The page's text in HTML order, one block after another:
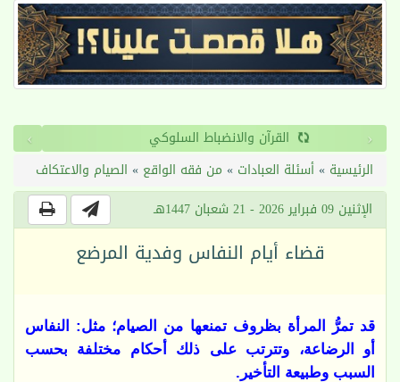
القرآن والانضباط السلوكي ‹
›
الرئيسية »أسئلة العبادات » من فقه الواقع » الصيام والاعتكاف
الإثنين 09 فبراير 2026 - 21 شعبان 1447هـ
قضاء أيام النفاس وفدية المرضع
قد تمرُّ المرأة بظروف تمنعها من الصيام؛ مثل: النفاس
أو الرضاعة، وتترتب على ذلك أحكام مختلفة بحسب
السبب وطبيعة التأخير .